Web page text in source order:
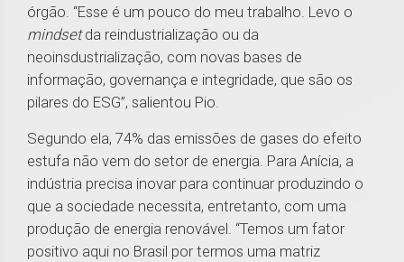
órgão. “Esse é um pouco do meu trabalho. Levo o
mindsetda reindustrialização ou da
neoinsdustrialização, com novas bases de
informação, governança e integridade, que são os
pilares do ESG”, salientou Pio.
Segundo ela, 74% das emissões de gases do efeito
estufa não vem do setor de energia. Para Anícia, a
indústria precisa inovar para continuar produzindo o
que a sociedade necessita, entretanto, com uma
produção de energia renovável. “Temos um fator
positivo aqui no Brasil por termos uma matriz